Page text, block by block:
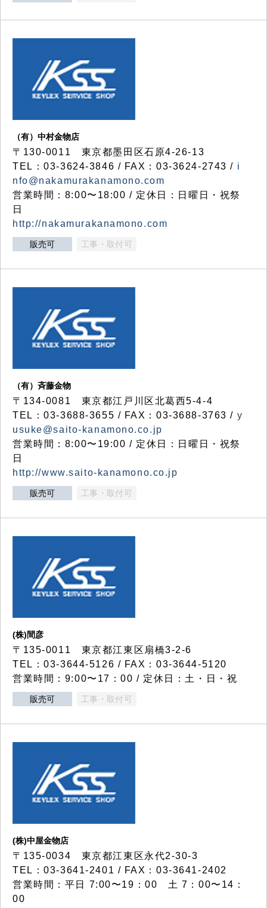
（有）中村金物店
〒130-0011 東京都墨田区石原4-26-13
TEL：03-3624-3846 / FAX：03-3624-2743 / i
nfo@nakamurakanamono.com
営業時間：8:00〜18:00 / 定休日：日曜日・祝祭
日
http://nakamurakanamono.com
販売可 工事・取付可
（有）斉藤金物
〒134-0081 東京都江戸川区北葛西5-4-4
TEL：03-3688-3655 / FAX：03-3688-3763 / y
usuke@saito-kanamono.co.jp
営業時間：8:00〜19:00 / 定休日：日曜日・祝祭
日
http://www.saito-kanamono.co.jp
販売可 工事・取付可
(株)間彦
〒135-0011 東京都江東区扇橋3-2-6
TEL：03-3644-5126 / FAX：03-3644-5120
営業時間：9:00〜17：00 / 定休日：土・日・祝
販売可 工事・取付可
(株)中屋金物店
〒135-0034 東京都江東区永代2-30-3
TEL：03-3641-2401 / FAX：03-3641-2402
営業時間：平日 7:00〜19：00 土 7：00〜14：
00